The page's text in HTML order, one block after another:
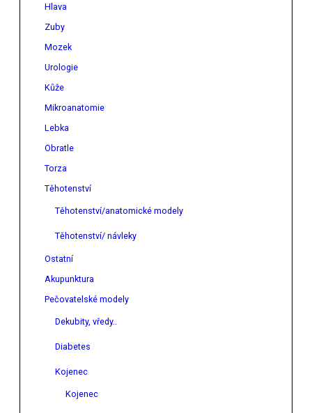
Hlava
Zuby
Mozek
Urologie
Kůže
Mikroanatomie
Lebka
Obratle
Torza
Těhotenství
Těhotenství/anatomické modely
Těhotenství/ návleky
Ostatní
Akupunktura
Pečovatelské modely
Dekubity, vředy..
Diabetes
Kojenec
Kojenec